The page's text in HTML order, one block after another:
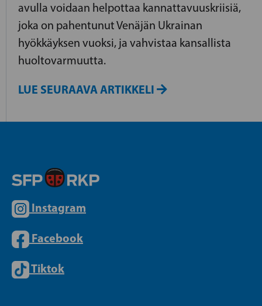
avulla voidaan helpottaa kannattavuuskriisiä,
joka on pahentunut Venäjän Ukrainan
hyökkäyksen vuoksi, ja vahvistaa kansallista
huoltovarmuutta.
LUE SEURAAVA ARTIKKELI
Instagram
Facebook
Tiktok